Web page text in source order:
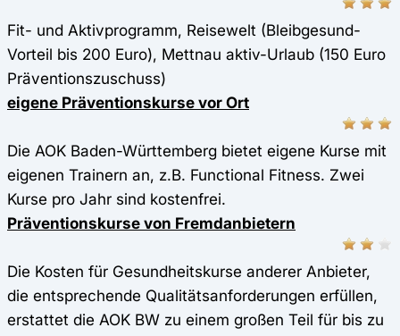
Fit- und Aktivprogramm, Reisewelt (Bleibgesund-
Vorteil bis 200 Euro), Mettnau aktiv-Urlaub (150 Euro
Präventionszuschuss)
eigene Präventionskurse vor Ort
Die AOK Baden-Württemberg bietet eigene Kurse mit
eigenen Trainern an, z.B. Functional Fitness. Zwei
Kurse pro Jahr sind kostenfrei.
Präventionskurse von Fremdanbietern
Die Kosten für Gesundheitskurse anderer Anbieter,
die entsprechende Qualitätsanforderungen erfüllen,
erstattet die AOK BW zu einem großen Teil für bis zu